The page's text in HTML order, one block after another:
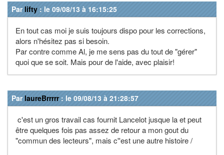
Par lifty : le 09/08/13 à 16:15:25
En tout cas moi je suis toujours dispo pour les corrections,
alors n'hésitez pas si besoin.
Par contre comme Al, je me sens pas du tout de "gérer"
quoi que se soit. Mais pour de l'aide, avec plaisir!
Par laureBrrrrr: le 09/08/13 à 21:28:57
c'est un gros travail cas fournit Lancelot jusque la et peut
être quelques fois pas assez de retour a mon gout du
"commun des lecteurs", mais c''est une autre histoire /